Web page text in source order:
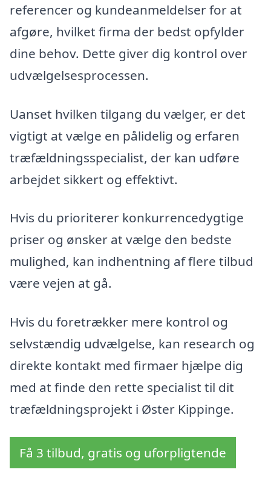
referencer og kundeanmeldelser for at
afgøre, hvilket firma der bedst opfylder
dine behov. Dette giver dig kontrol over
udvælgelsesprocessen.
Uanset hvilken tilgang du vælger, er det
vigtigt at vælge en pålidelig og erfaren
træfældningsspecialist, der kan udføre
arbejdet sikkert og effektivt.
Hvis du prioriterer konkurrencedygtige
priser og ønsker at vælge den bedste
mulighed, kan indhentning af flere tilbud
være vejen at gå.
Hvis du foretrækker mere kontrol og
selvstændig udvælgelse, kan research og
direkte kontakt med firmaer hjælpe dig
med at finde den rette specialist til dit
træfældningsprojekt i Øster Kippinge.
Få 3 tilbud, gratis og uforpligtende